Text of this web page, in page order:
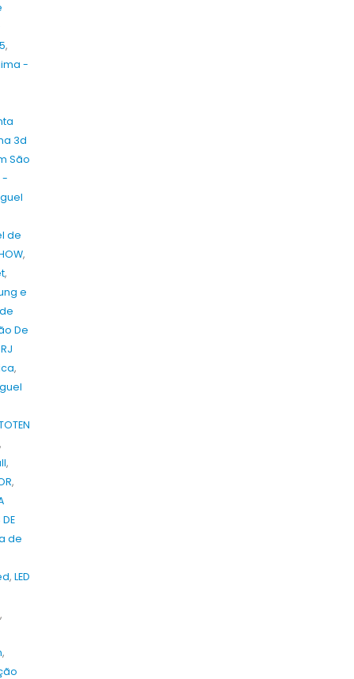
,
-
3d
São
-
de
,
,
e
De
,
,
,
,
DE
de
, LED
,
,